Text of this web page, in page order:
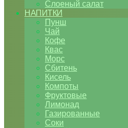
Слоеный салат
НАПИТКИ
Пунш
Чай
Кофе
Квас
Морс
Сбитень
Кисель
Компоты
Фруктовые
Лимонад
Газированные
Соки